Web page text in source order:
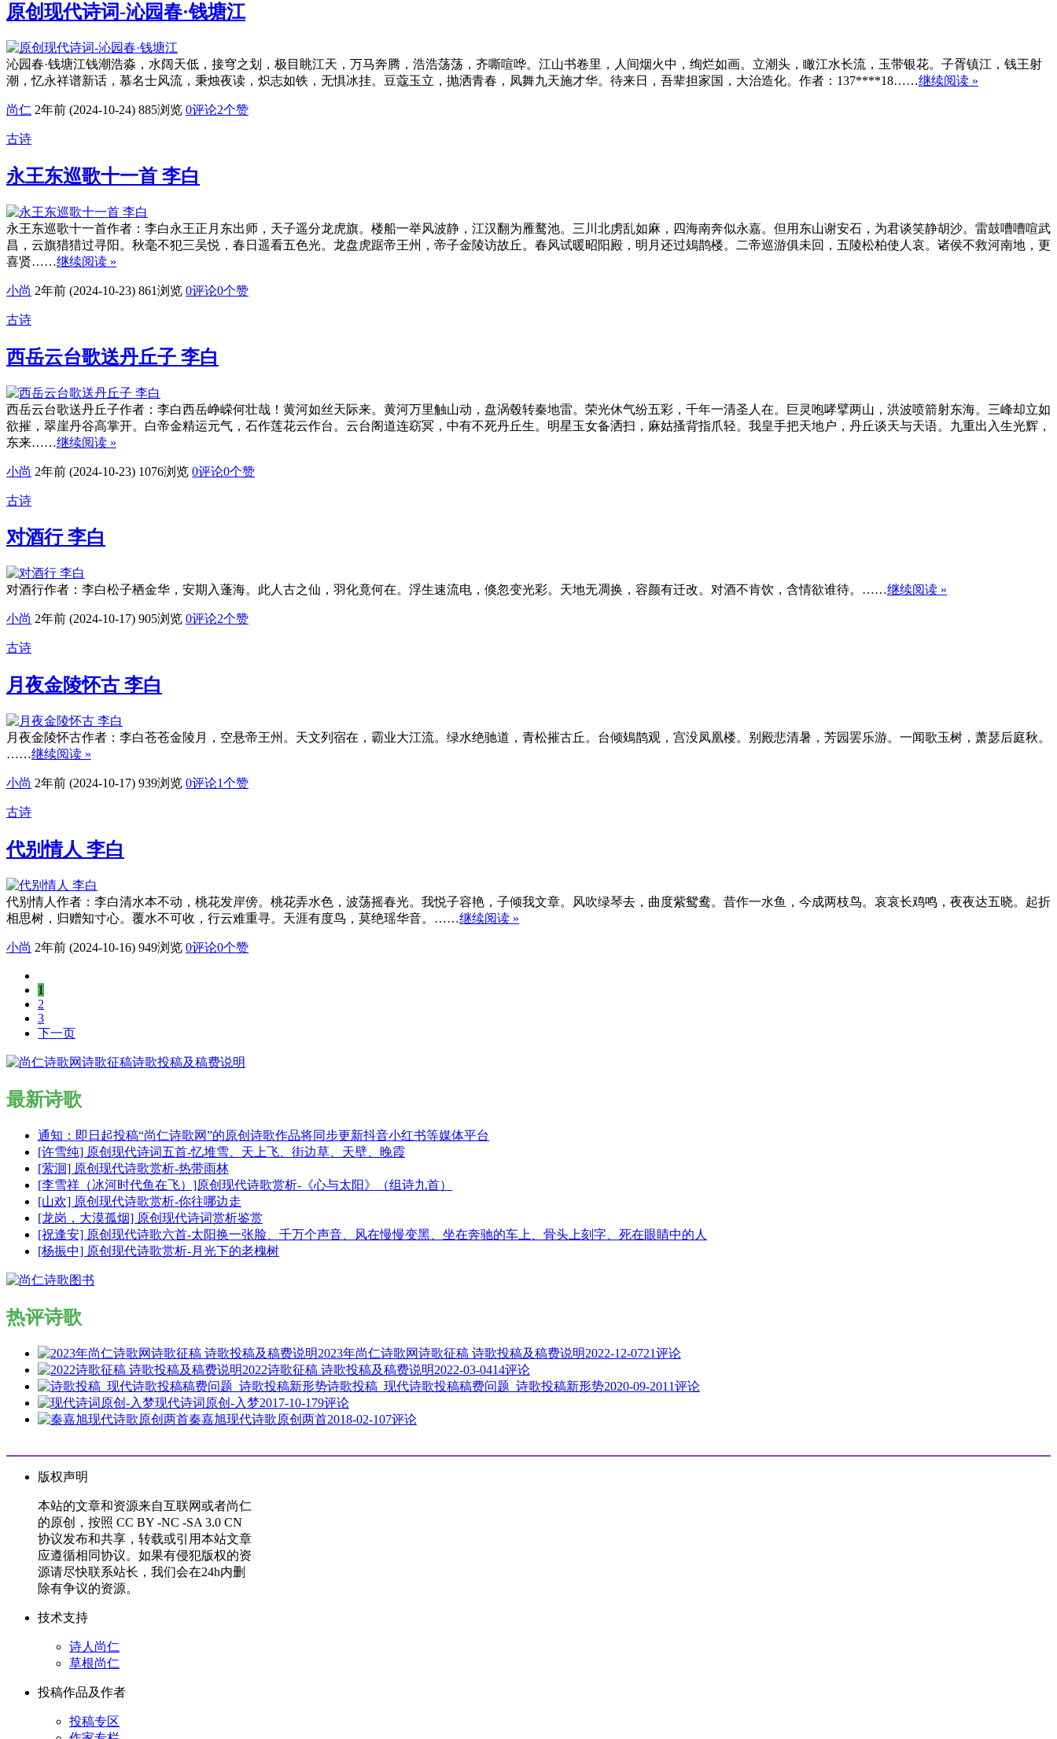
原创现代诗词-沁园春·钱塘江
沁园春·钱塘江钱潮浩淼，水阔天低，接穹之划，极目眺江天，万马奔腾，浩浩荡荡，齐嘶喧哗。江山书卷里，人间烟火中，绚烂如画。立潮头，瞰江水长流，玉带银花。子胥镇江，钱王射
潮，忆永祥谱新话，慕名士风流，秉烛夜读，炽志如铁，无惧冰挂。豆蔻玉立，抛洒青春，凤舞九天施才华。待来日，吾辈担家国，大治造化。作者：137****18……继续阅读 »
尚仁 2年前 (2024-10-24) 885浏览 0评论2个赞
古诗
永王东巡歌十一首 李白
永王东巡歌十一首作者：李白永王正月东出师，天子遥分龙虎旗。楼船一举风波静，江汉翻为雁鹜池。三川北虏乱如麻，四海南奔似永嘉。但用东山谢安石，为君谈笑静胡沙。雷鼓嘈嘈喧武
昌，云旗猎猎过寻阳。秋毫不犯三吴悦，春日遥看五色光。龙盘虎踞帝王州，帝子金陵访故丘。春风试暖昭阳殿，明月还过鳷鹊楼。二帝巡游俱未回，五陵松柏使人哀。诸侯不救河南地，更
喜贤……继续阅读 »
小尚 2年前 (2024-10-23) 861浏览 0评论0个赞
古诗
西岳云台歌送丹丘子 李白
西岳云台歌送丹丘子作者：李白西岳峥嵘何壮哉！黄河如丝天际来。黄河万里触山动，盘涡毂转秦地雷。荣光休气纷五彩，千年一清圣人在。巨灵咆哮擘两山，洪波喷箭射东海。三峰却立如
欲摧，翠崖丹谷高掌开。白帝金精运元气，石作莲花云作台。云台阁道连窈冥，中有不死丹丘生。明星玉女备洒扫，麻姑搔背指爪轻。我皇手把天地户，丹丘谈天与天语。九重出入生光辉，
东来……继续阅读 »
小尚 2年前 (2024-10-23) 1076浏览 0评论0个赞
古诗
对酒行 李白
对酒行作者：李白松子栖金华，安期入蓬海。此人古之仙，羽化竟何在。浮生速流电，倏忽变光彩。天地无凋换，容颜有迁改。对酒不肯饮，含情欲谁待。……继续阅读 »
小尚 2年前 (2024-10-17) 905浏览 0评论2个赞
古诗
月夜金陵怀古 李白
月夜金陵怀古作者：李白苍苍金陵月，空悬帝王州。天文列宿在，霸业大江流。绿水绝驰道，青松摧古丘。台倾鳷鹊观，宫没凤凰楼。别殿悲清暑，芳园罢乐游。一闻歌玉树，萧瑟后庭秋。
……继续阅读 »
小尚 2年前 (2024-10-17) 939浏览 0评论1个赞
古诗
代别情人 李白
代别情人作者：李白清水本不动，桃花发岸傍。桃花弄水色，波荡摇春光。我悦子容艳，子倾我文章。风吹绿琴去，曲度紫鸳鸯。昔作一水鱼，今成两枝鸟。哀哀长鸡鸣，夜夜达五晓。起折
相思树，归赠知寸心。覆水不可收，行云难重寻。天涯有度鸟，莫绝瑶华音。……继续阅读 »
小尚 2年前 (2024-10-16) 949浏览 0评论0个赞
1
2
3
下一页
最新诗歌
通知：即日起投稿“尚仁诗歌网”的原创诗歌作品将同步更新抖音小红书等媒体平台
[许雪纯] 原创现代诗词五首-忆堆雪、天上飞、街边草、天壁、晚霞
[萦洄] 原创现代诗歌赏析-热带雨林
[李雪祥（冰河时代鱼在飞）]原创现代诗歌赏析-《心与太阳》（组诗九首）
[山欢] 原创现代诗歌赏析-你往哪边走
[龙岗，大漠孤烟] 原创现代诗词赏析鉴赏
[祝逢安] 原创现代诗歌六首-太阳换一张脸、千万个声音、风在慢慢变黑、坐在奔驰的车上、骨头上刻字、死在眼睛中的人
[杨振中] 原创现代诗歌赏析-月光下的老槐树
热评诗歌
2023年尚仁诗歌网诗歌征稿 诗歌投稿及稿费说明2022-12-0721评论
2022诗歌征稿 诗歌投稿及稿费说明2022-03-0414评论
诗歌投稿_现代诗歌投稿稿费问题_诗歌投稿新形势2020-09-2011评论
现代诗词原创-入梦2017-10-179评论
秦嘉旭现代诗歌原创两首2018-02-107评论
版权声明
本站的文章和资源来自互联网或者尚仁
的原创，按照 CC BY -NC -SA 3.0 CN
协议发布和共享，转载或引用本站文章
应遵循相同协议。如果有侵犯版权的资
源请尽快联系站长，我们会在24h内删
除有争议的资源。
技术支持
诗人尚仁
草根尚仁
投稿作品及作者
投稿专区